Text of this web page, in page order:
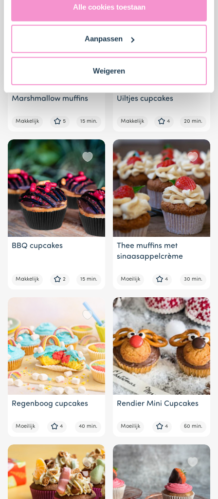
Verenigde Staten in de zin van artikel 49 AVG. Raadpleeg
ons
naar technology providers en partners in de Verenigde
Staten. Je kunt op elk moment van gedachten
Alle cookies toestaan
Aanpassen
Weigeren
Marshmallow muffins
Makkelijk 5 15 min.
Uiltjes cupcakes
Makkelijk 4 20 min.
BBQ cupcakes
Makkelijk 2 15 min.
Thee muffins met
sinaasappelcrème
Moeilijk 4 30 min.
Regenboog cupcakes
Moeilijk 4 40 min.
Rendier Mini Cupcakes
Moeilijk 4 60 min.